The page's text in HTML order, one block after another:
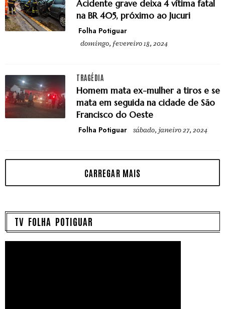
Acidente grave deixa 4 vítima fatal
na BR 405, próximo ao Jucuri
Folha Potiguar
domingo, fevereiro 18, 2024
TRAGÉDIA
Homem mata ex-mulher a tiros e se
mata em seguida na cidade de São
Francisco do Oeste
Folha Potiguar sábado, janeiro 27, 2024
TV FOLHA POTIGUAR